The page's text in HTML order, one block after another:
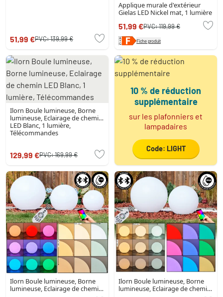
51,99 €PVC:139,99 €
Applique murale d'extérieur
Gielas LED Nickel mat, 1 lumière
51,99 €PVC:119,99 €
Fiche produit
Ilorn Boule lumineuse, Borne
lumineuse, Eclairage de chemin
LED Blanc, 1 lumière,
Télécommandes
129,99 €PVC:169,99 €
10 % de réduction
supplémentaire
sur les plafonniers et
lampadaires
Code: LIGHT
Ilorn Boule lumineuse, Borne
lumineuse, Eclairage de chemin
Ilorn Boule lumineuse, Borne
lumineuse, Eclairage de chemin